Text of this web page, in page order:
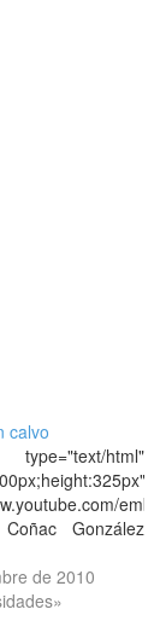
calvo
html"
González
de 2010